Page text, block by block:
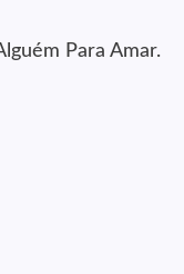
Para Amar.